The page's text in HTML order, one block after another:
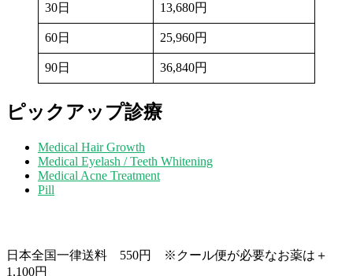
30日 13,680円
60日 25,960円
90日 36,840円
ピックアップ診療
Medical Hair Growth
Medical Eyelash / Teeth Whitening
Medical Acne Treatment
Pill
日本全国一律送料 550円 ※クール便が必要なお薬は＋
1,100円